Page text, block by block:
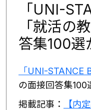
「UNI-
「就活の
答集100選
「UNI-STANCE
の面接回答集100
掲載記事：
【内